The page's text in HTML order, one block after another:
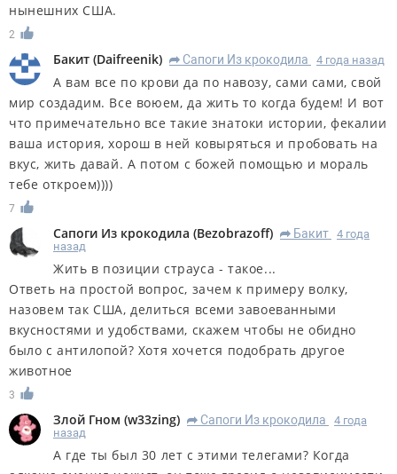
нынешних США.
2
Бакит (Daifreenik) R Сапоги Из крокодила 4 года назад
А вам все по крови да по навозу, сами сами, свой
мир создадим. Все воюем, да жить то когда будем! И вот
что примечательно все такие знатоки истории, фекалии
ваша история, хорош в ней ковыряться и пробовать на
вкус, жить давай. А потом с божей помощью и мораль
тебе откроем))))
7
Сапоги Из крокодила (Bezobrazoff) R Бакит 4 года
назад
Жить в позиции страуса - такое...
Ответь на простой вопрос, зачем к примеру волку,
назовем так США, делиться всеми завоеванными
вкусностями и удобствами, скажем чтобы не обидно
было с антилопой? Хотя хочется подобрать другое
животное
3
Злой Гном (w33zing) R Сапоги Из крокодила
4 года
назад
А где ты был 30 лет с этими телегами? Когда